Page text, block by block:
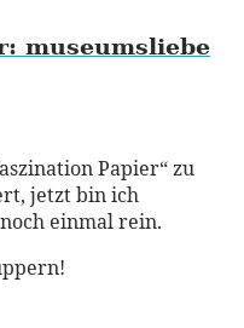
museumsliebe
Papier“ zu
jetzt bin ich
einmal rein.